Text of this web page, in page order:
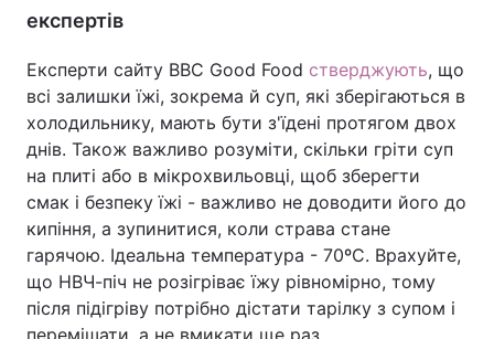
Здоров'я
Цікавинки Погода
Екологія Регіони
Лонгріди
Відео з Youtube Статті
Інтерв'ю Думки
Архів Вакансії
експертів
Експерти сайту BBC Good Food стверджують, що
всі залишки їжі, зокрема й суп, які зберігаються в
холодильнику, мають бути з'їдені протягом двох
днів. Також важливо розуміти, скільки гріти суп
на плиті або в мікрохвильовці, щоб зберегти
смак і безпеку їжі - важливо не доводити його до
кипіння, а зупинитися, коли страва стане
гарячою. Ідеальна температура - 70ºC. Врахуйте,
що НВЧ-піч не розігріває їжу рівномірно, тому
після підігріву потрібно дістати тарілку з супом і
перемішати, а не вмикати ще раз.